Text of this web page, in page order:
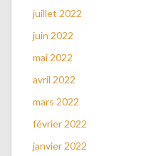
juillet 2022
juin 2022
mai 2022
avril 2022
mars 2022
février 2022
janvier 2022